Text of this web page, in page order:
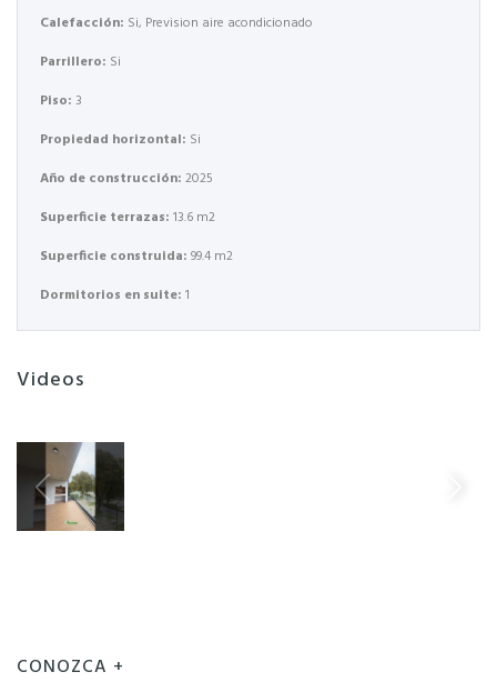
Calefacción: Si, Prevision aire acondicionado
Parrillero: Si
Piso: 3
Propiedad horizontal: Si
Año de construcción: 2025
Superficie terrazas: 13.6 m2
Superficie construida: 99.4 m2
Dormitorios en suite: 1
Videos
CONOZCA +